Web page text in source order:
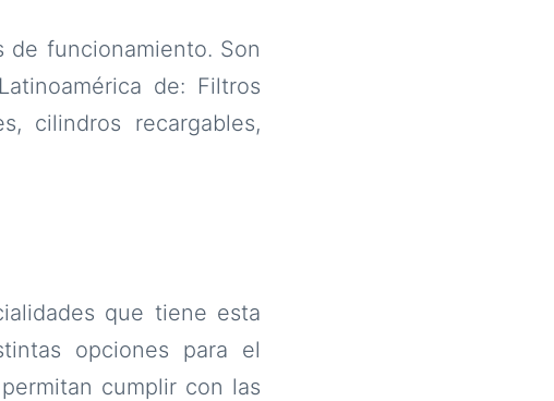
de funcionamiento. Son
de: Filtros
cilindros recargables,
que tiene esta
opciones para el
cumplir con las